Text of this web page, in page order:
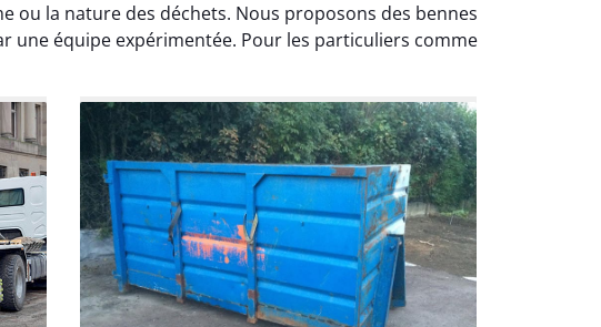
ou la nature des déchets. Nous proposons des bennes
une équipe expérimentée. Pour les particuliers comme